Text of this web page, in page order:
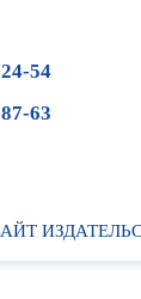
54
63